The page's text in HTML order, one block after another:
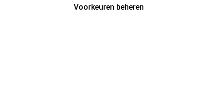
Voorkeuren beheren